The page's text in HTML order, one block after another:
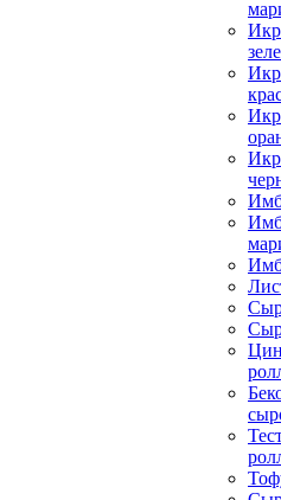
Сыр
Сыр